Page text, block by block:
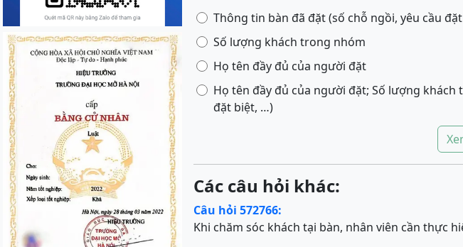
Thông tin bàn đã đặt (số chỗ ngồi, yêu cầu
Số lượng khách trong nhóm
Họ tên đầy đủ của người đặt
Họ tên đầy đủ của người đặt; Số lượng
đặt biệt, …)
Các câu hỏi khác:
Câu hỏi 572766:
Khi chăm sóc khách tại bàn, nhân viên cần thực